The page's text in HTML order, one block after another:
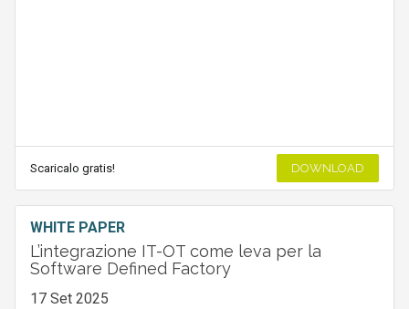
Scaricalo gratis! DOWNLOAD
WHITE PAPER
L’integrazione IT-OT come leva per la
Software Defined Factory
17 Set 2025